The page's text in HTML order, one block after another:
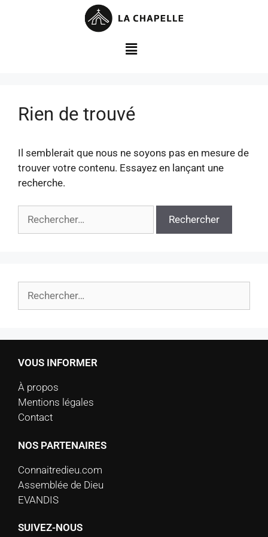
Rien de trouvé
Il semblerait que nous ne soyons pas en mesure de
trouver votre contenu. Essayez en lançant une
recherche.
VOUS INFORMER
À propos
Mentions légales
Contact
NOS PARTENAIRES
Connaitredieu.com
Assemblée de Dieu
EVANDIS
SUIVEZ-NOUS